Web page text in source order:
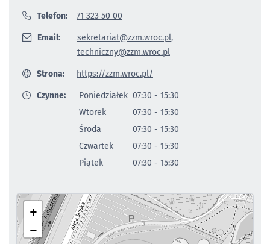
Telefon: 71 323 50 00
Email: sekretariat@zzm.wroc.pl,
techniczny@zzm.wroc.pl
Strona: https://zzm.wroc.pl/
Czynne: Poniedziałek 07:30 - 15:30
Wtorek
07:30 - 15:30
Środa
07:30 - 15:30
Czwartek
07:30 - 15:30
Piątek
07:30 - 15:30
+
−